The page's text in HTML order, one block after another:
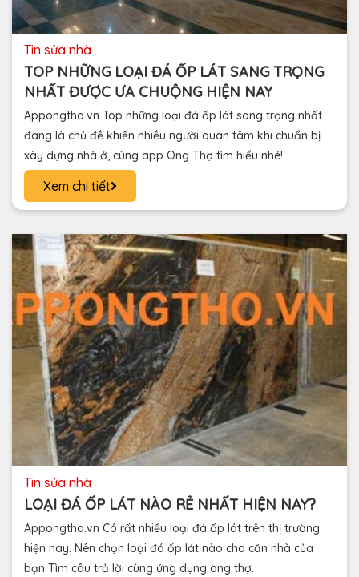
tin sửa nhà
TOP NHỮNG LOẠI ĐÁ ỐP LÁT SANG TRỌNG
NHẤT ĐƯỢC ƯA CHUỘNG HIỆN NAY
Appongtho.vn Top những loại đá ốp lát sang trọng nhất
đang là chủ đề khiến nhiều người quan tâm khi chuẩn bị
xây dựng nhà ở, cùng app Ong Thợ tìm hiểu nhé!
Xem chi tiết
tin sửa nhà
LOẠI ĐÁ ỐP LÁT NÀO RẺ NHẤT HIỆN NAY?
Appongtho.vn Có rất nhiều loại đá ốp lát trên thị trường
hiện nay. Nên chọn loại đá ốp lát nào cho căn nhà của
bạn Tìm câu trả lời cùng ứng dụng ong thợ.